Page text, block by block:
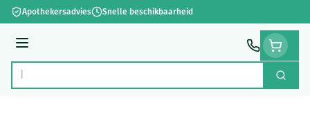
Ga naar de inhoud
Apothekersadvies Snelle beschikbaarheid
Menu
Product, merk, categorie... Zoek